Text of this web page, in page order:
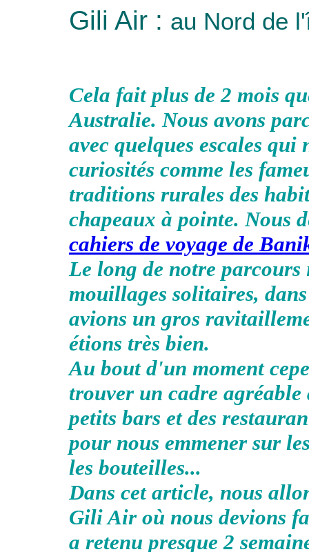
Gili Air : au Nord de
Cela fait plus de 2 mois
Australie. Nous avons
avec quelques escales
curiosités comme les
traditions rurales des
chapeaux à pointe. Nous
cahiers de voyage de
Le long de notre parcours
mouillages solitaires,
avions un gros
étions très bien.
Au bout d'un moment
trouver un cadre agréable
petits bars et des
pour nous emmener sur
les bouteilles...
Dans cet article, nous
Gili Air où nous devions
a retenu presque 2